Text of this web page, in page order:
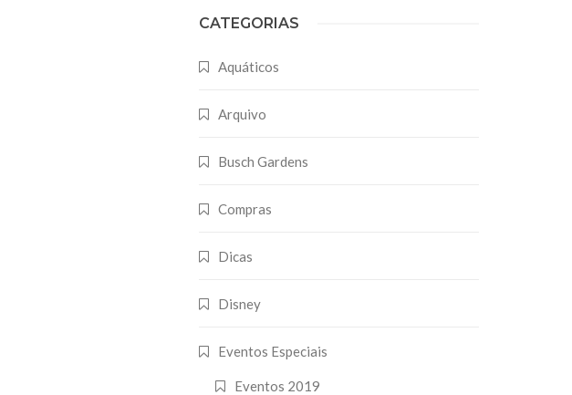
CATEGORIAS
Aquáticos
Arquivo
Busch Gardens
Compras
Dicas
Disney
Eventos Especiais
Eventos 2019